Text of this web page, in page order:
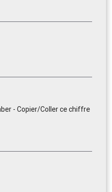
- Copier/Coller ce chiffre